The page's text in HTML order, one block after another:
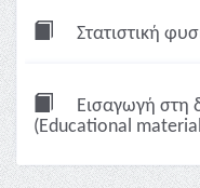
Στατιστική
Εισαγωγή στη
(Educational